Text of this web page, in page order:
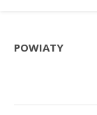
POWIATY